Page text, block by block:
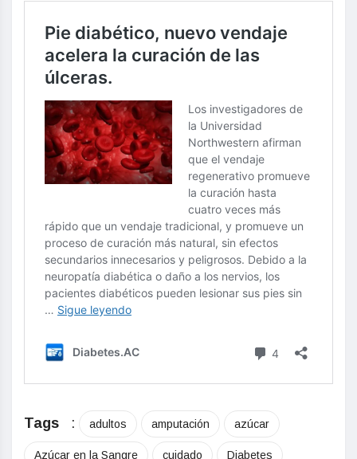
Tags : adultos amputación azúcar
Azúcar en la Sangre cuidado Diabetes